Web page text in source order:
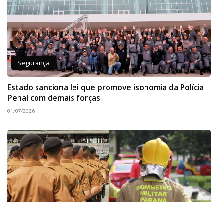
Segurança
Estado sanciona lei que promove isonomia da Polícia
Penal com demais forças
01/07/2026